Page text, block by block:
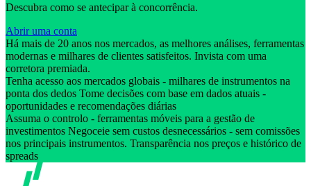
Descubra como se antecipar à concorrência.
Abrir uma conta
Há mais de 20 anos nos mercados, as melhores análises, ferramentas
modernas e milhares de clientes satisfeitos. Invista com uma
corretora premiada.
Tenha acesso aos mercados globais - milhares de instrumentos na
ponta dos dedos Tome decisões com base em dados atuais -
oportunidades e recomendações diárias
Assuma o controlo - ferramentas móveis para a gestão de
investimentos Negoceie sem custos desnecessários - sem comissões
nos principais instrumentos. Transparência nos preços e histórico de
spreads